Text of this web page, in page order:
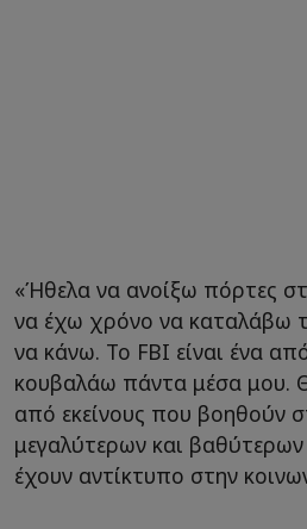
«Ήθελα να ανοίξω πόρτες
να έχω χρόνο να καταλάβω
να κάνω. Το FBI είναι ένα
κουβαλάω πάντα μέσα μου.
από εκείνους που βοηθούν
μεγαλύτερων και
έχουν αντίκτυπο στην